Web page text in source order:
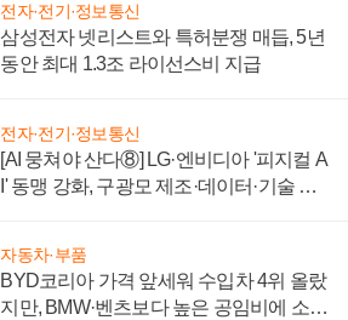
전자·전기·정보통신
삼성전자 넷리스트와 특허분쟁 매듭, 5년
동안 최대 1.3조 라이선스비 지급
전자·전기·정보통신
[AI 뭉쳐야 산다⑧] LG·엔비디아 '피지컬 A
I' 동맹 강화, 구광모 제조·데이터·기술 결
자동차·부품
BYD코리아 가격 앞세워 수입차 4위 올랐
지만, BMW·벤츠보다 높은 공임비에 소비